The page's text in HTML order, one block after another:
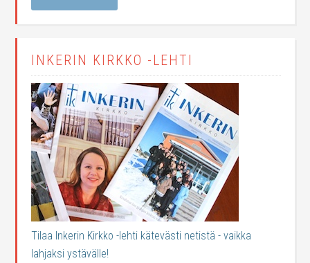
INKERIN KIRKKO -LEHTI
Tilaa Inkerin Kirkko -lehti kätevästi netistä - vaikka
lahjaksi ystävälle!